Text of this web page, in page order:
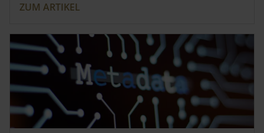
ZUM ARTIKEL